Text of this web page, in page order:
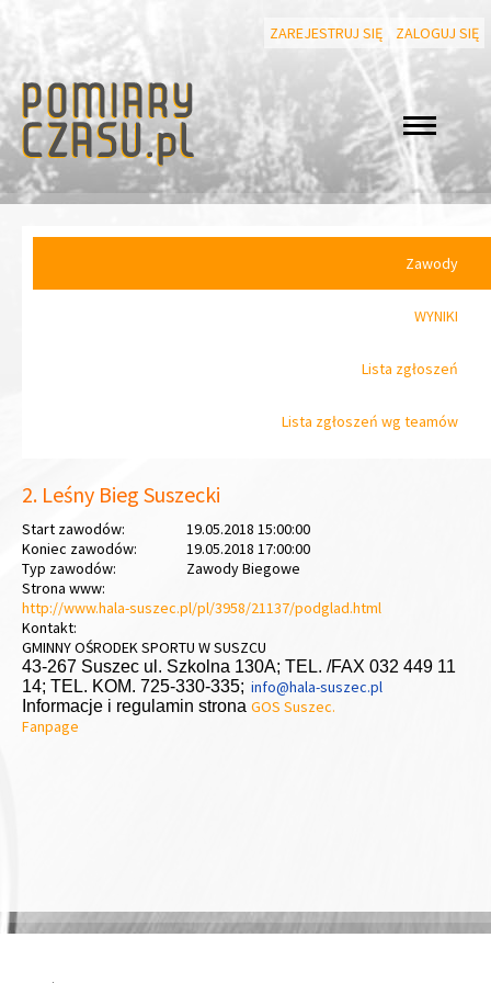
ZAREJESTRUJ SIĘ ZALOGUJ SIĘ
Zawody
WYNIKI
Lista zgłoszeń
Lista zgłoszeń wg teamów
2. Leśny Bieg Suszecki
Start zawodów:
19.05.2018 15:00:00
Koniec zawodów:
19.05.2018 17:00:00
Typ zawodów:
Zawody Biegowe
Strona www:
http://www.hala-suszec.pl/pl/3958/21137/podglad.html
Kontakt:
GMINNY OŚRODEK SPORTU W SUSZCU
43-267 Suszec ul. Szkolna 130A; TEL. /FAX 032 449 11
14; TEL. KOM. 725-330-335; info@hala-suszec.pl
Informacje i regulamin strona GOS Suszec.
Fanpage